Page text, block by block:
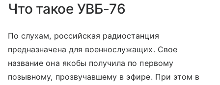
Что такое УВБ-76
По слухам, российская радиостанция
предназначена для военнослужащих. Свое
название она якобы получила по первому
позывному, прозвучавшему в эфире. При этом в